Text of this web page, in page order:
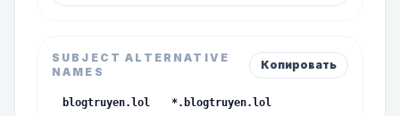
SUBJECT ALTERNATIVE
NAMES
Копировать
blogtruyen.lol *.blogtruyen.lol